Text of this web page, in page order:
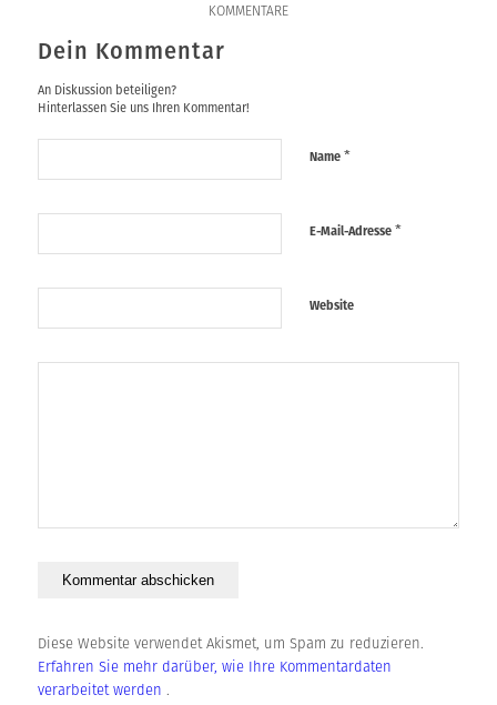
KOMMENTARE
Dein Kommentar
An Diskussion beteiligen?
Hinterlassen Sie uns Ihren Kommentar!
Name*
E-Mail-Adresse*
Website
Diese Website verwendet Akismet, um Spam zu reduzieren.
Erfahren Sie mehr darüber, wie Ihre Kommentardaten
verarbeitet werden .